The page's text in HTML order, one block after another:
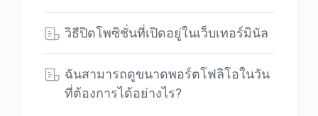
วิธีปิดโพซิชั่นที่เปิดอยู่ในเว็บเทอร์มินัล
ฉันสามารถดูขนาดพอร์ตโฟลิโอในวัน
ที่ต้องการได้อย่างไร?